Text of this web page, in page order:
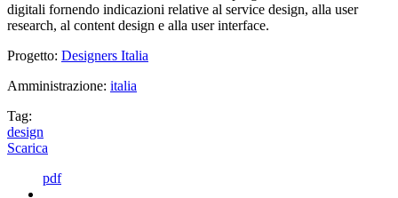
digitali fornendo indicazioni relative al service design, alla user
research, al content design e alla user interface.
Progetto: Designers Italia
Amministrazione: italia
Tag:
design
Scarica
pdf